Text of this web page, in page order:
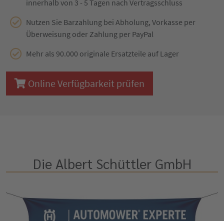
innerhalb von 3 - 5 Tagen nach Vertragsschluss
Nutzen Sie Barzahlung bei Abholung, Vorkasse per
Überweisung oder Zahlung per PayPal
Mehr als 90.000 originale Ersatzteile auf Lager
Online Verfügbarkeit prüfen
Die Albert Schüttler GmbH